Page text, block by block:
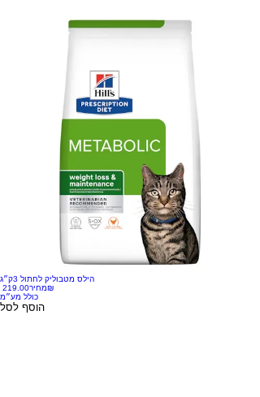
הילס מטבוליק לחתול 3ק״ג
מחיר‏219.00 ‏₪
כולל מע״מ
הוסף לסל